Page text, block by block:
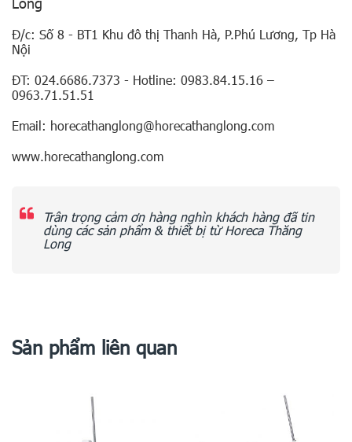
Đ/c: Số 8 - BT1 Khu đô thị Thanh Hà, P.Phú Lương, Tp Hà
Nội
ĐT: 024.6686.7373 - Hotline: 0983.84.15.16 –
0963.71.51.51
Email: horecathanglong@horecathanglong.com
www.horecathanglong.com
Trân trọng cảm ơn hàng nghìn khách hàng đã tin
dùng các sản phẩm & thiết bị từ Horeca Thăng
Long
Sản phẩm liên quan